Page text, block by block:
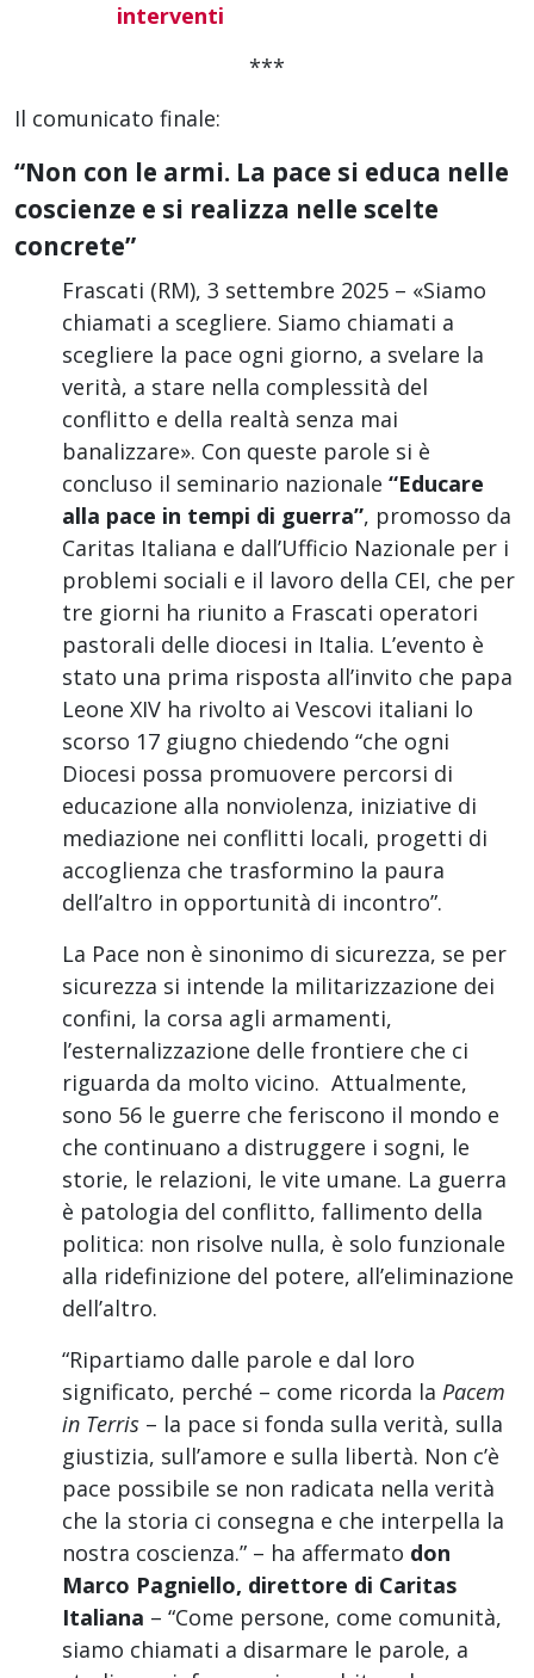
interventi
***
Il comunicato finale:
“Non con le armi. La pace si educa nelle
coscienze e si realizza nelle scelte
concrete”
Frascati (RM), 3 settembre 2025 – «Siamo
chiamati a scegliere. Siamo chiamati a
scegliere la pace ogni giorno, a svelare la
verità, a stare nella complessità del
conflitto e della realtà senza mai
banalizzare». Con queste parole si è
concluso il seminario nazionale “Educare
alla pace in tempi di guerra”, promosso da
Caritas Italiana e dall’Ufficio Nazionale per i
problemi sociali e il lavoro della CEI, che per
tre giorni ha riunito a Frascati operatori
pastorali delle diocesi in Italia. L’evento è
stato una prima risposta all’invito che papa
Leone XIV ha rivolto ai Vescovi italiani lo
scorso 17 giugno chiedendo “che ogni
Diocesi possa promuovere percorsi di
educazione alla nonviolenza, iniziative di
mediazione nei conflitti locali, progetti di
accoglienza che trasformino la paura
dell’altro in opportunità di incontro”.
La Pace non è sinonimo di sicurezza, se per
sicurezza si intende la militarizzazione dei
confini, la corsa agli armamenti,
l’esternalizzazione delle frontiere che ci
riguarda da molto vicino. Attualmente,
sono 56 le guerre che feriscono il mondo e
che continuano a distruggere i sogni, le
storie, le relazioni, le vite umane. La guerra
è patologia del conflitto, fallimento della
politica: non risolve nulla, è solo funzionale
alla ridefinizione del potere, all’eliminazione
dell’altro.
“Ripartiamo dalle parole e dal loro
significato, perché – come ricorda la Pacem
in Terris – la pace si fonda sulla verità, sulla
giustizia, sull’amore e sulla libertà. Non c’è
pace possibile se non radicata nella verità
che la storia ci consegna e che interpella la
nostra coscienza.” – ha affermato don
Marco Pagniello, direttore di Caritas
Italiana – “Come persone, come comunità,
siamo chiamati a disarmare le parole, a